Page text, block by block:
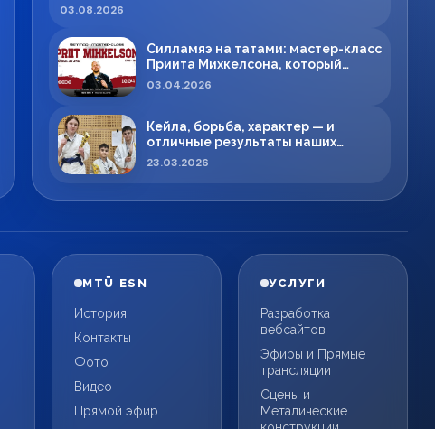
03.08.2026
Силламяэ на татами: мастер-класс
Приита Михкелсона, который
меняет правила игры в регионе
03.04.2026
Кейла, борьба, характер — и
отличные результаты наших
спортсменов!
23.03.2026
MTÜ ESN
История
Контакты
Фото
Видео
Прямой эфир
УСЛУГИ
Разработка
вебсайтов
Эфиры и Прямые
трансляции
Сцены и
Металические